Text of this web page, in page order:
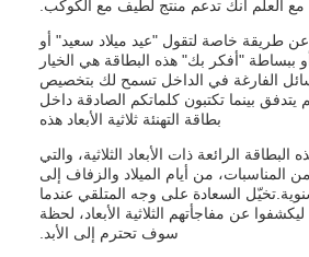
مع العلم أنك تدعم منتج لطيف مع الكوكب.
طريقة خاصة لتقول "عيد ميلاد سعيد" أو
أو ببساطة "أفكر بك" هذه البطاقة هي الخيار
الفارغة في الداخل تسمح لك بتخصيص
يتدفق بينما تكتبون كلماتكم الصادقة داخل
بطاقة التهنئة ثلاثية الأبعاد هذه
الرائعة ذات الأبعاد الثلاثية، والتي
المناسبات، من أيام الميلاد والزفاف إلى
السعادة على وجه المتلقي عندما
عن مفاجأتهم الثلاثية الأبعاد، لحظة
سوف تحترم إلى الأبد.